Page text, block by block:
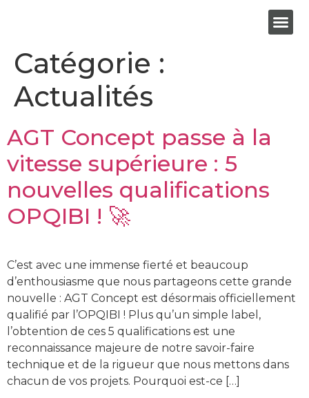
Catégorie :
Actualités
AGT Concept passe à la
vitesse supérieure : 5
nouvelles qualifications
OPQIBI ! 🚀
C’est avec une immense fierté et beaucoup
d’enthousiasme que nous partageons cette grande
nouvelle : AGT Concept est désormais officiellement
qualifié par l’OPQIBI ! Plus qu’un simple label,
l’obtention de ces 5 qualifications est une
reconnaissance majeure de notre savoir-faire
technique et de la rigueur que nous mettons dans
chacun de vos projets. Pourquoi est-ce […]